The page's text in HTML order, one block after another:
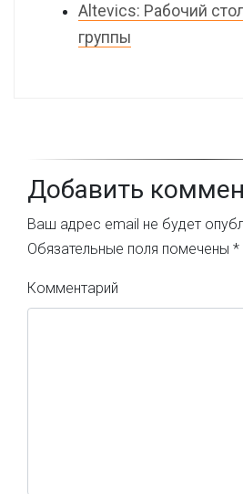
Altevics: Рабочий
группы
Добавить
Ваш адрес email не будет
Обязательные поля помечены *
Комментарий